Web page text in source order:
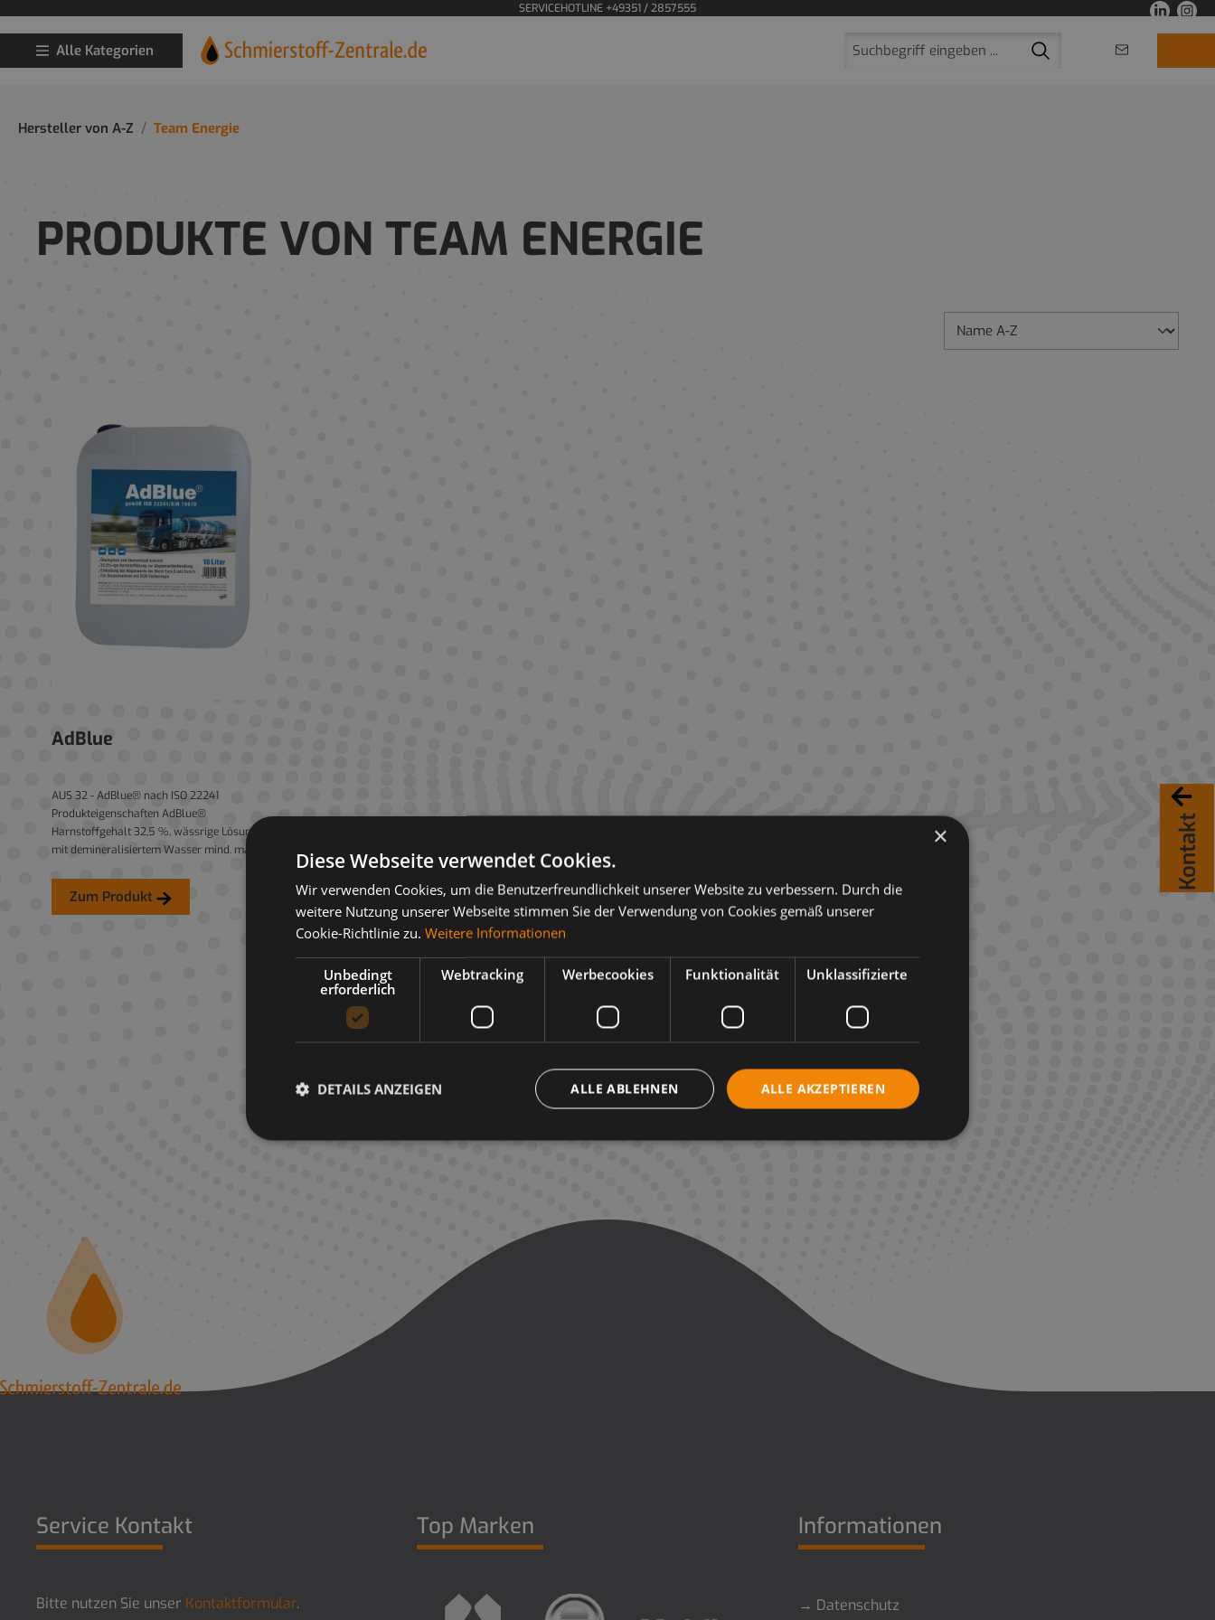
SERVICEHOTLINE +49351 / 2857555
Alle Kategorien
Kontakt
Hersteller von A-Z Team Energie
PRODUKTE VON TEAM ENERGIE
AdBlue
AUS 32 - AdBlue® nach ISO 22241
Produkteigenschaften AdBlue®
Harnstoffgehalt 32,5 %, wässrige Lösung
mit demineralisiertem Wasser mind. max.
1,3814 1,3843 Alkalität als NH3 ≤ 0,2
Zum Produkt
Service Kontakt
Bitte nutzen Sie unser Kontaktformular.
Top Marken Informationen
Datenschutz
×
Diese Webseite verwendet Cookies.
Wir verwenden Cookies, um die Benutzerfreundlichkeit unserer Website zu verbessern. Durch die
weitere Nutzung unserer Webseite stimmen Sie der Verwendung von Cookies gemäß unserer
Cookie-Richtlinie zu. Weitere Informationen
Unbedingt
erforderlich
Webtracking Werbecookies Funktionalität Unklassifizierte
ALLE AKZEPTIEREN
ALLE ABLEHNEN
DETAILS ANZEIGEN